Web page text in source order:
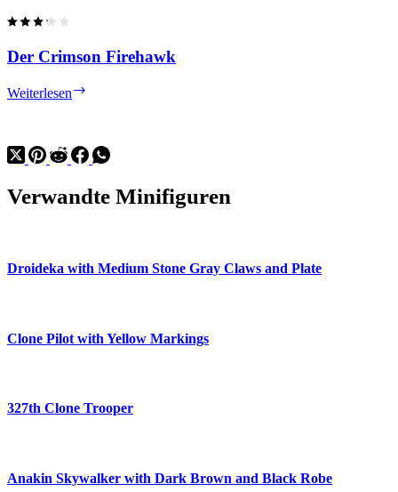
Der Crimson Firehawk
Weiterlesen
Verwandte Minifiguren
Droideka with Medium Stone Gray Claws and Plate
Clone Pilot with Yellow Markings
327th Clone Trooper
Anakin Skywalker with Dark Brown and Black Robe